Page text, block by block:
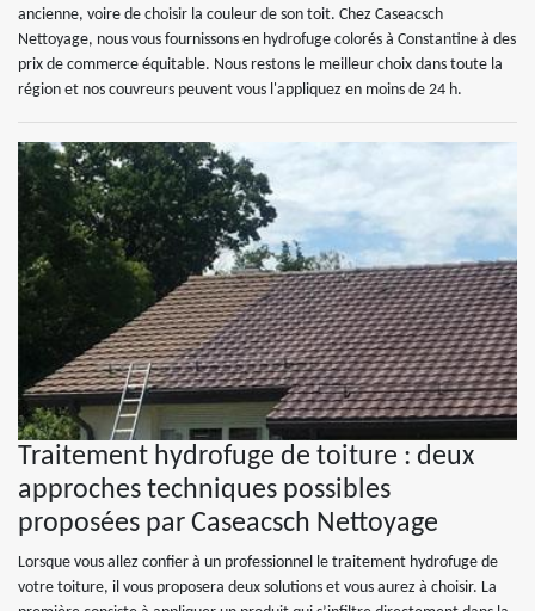
ancienne, voire de choisir la couleur de son toit. Chez Caseacsch
Nettoyage, nous vous fournissons en hydrofuge colorés à Constantine à des
prix de commerce équitable. Nous restons le meilleur choix dans toute la
région et nos couvreurs peuvent vous l'appliquez en moins de 24 h.
Traitement hydrofuge de toiture : deux
approches techniques possibles
proposées par Caseacsch Nettoyage
Lorsque vous allez confier à un professionnel le traitement hydrofuge de
votre toiture, il vous proposera deux solutions et vous aurez à choisir. La